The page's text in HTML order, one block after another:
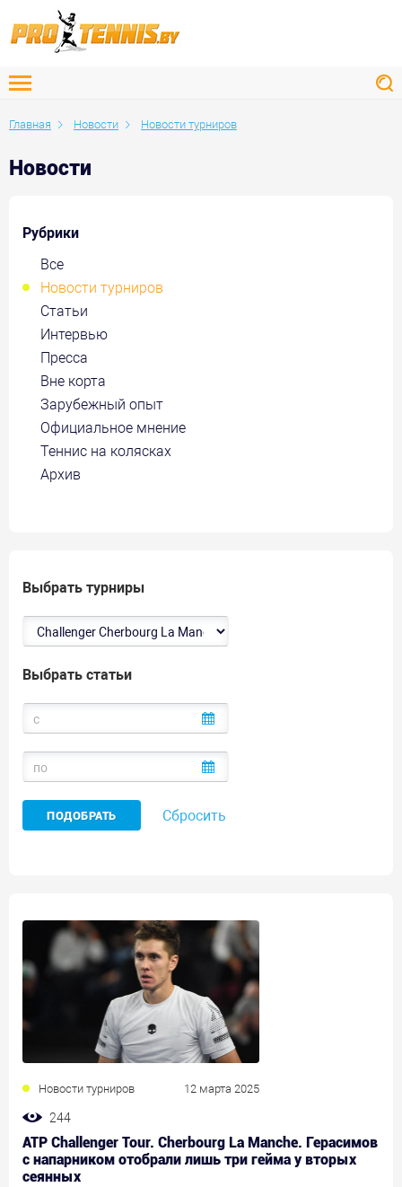
Главная Новости Новости турниров
Новости
Рубрики
Все
Новости турниров
Статьи
Интервью
Пресса
Вне корта
Зарубежный опыт
Официальное мнение
Теннис на колясках
Архив
Выбрать турниры
Выбрать статьи
Сбросить
Новости турниров 12 марта 2025
244
ATP Challenger Tour. Cherbourg La Manche. Герасимов
с напарником отобрали лишь три гейма у вторых
сеянных